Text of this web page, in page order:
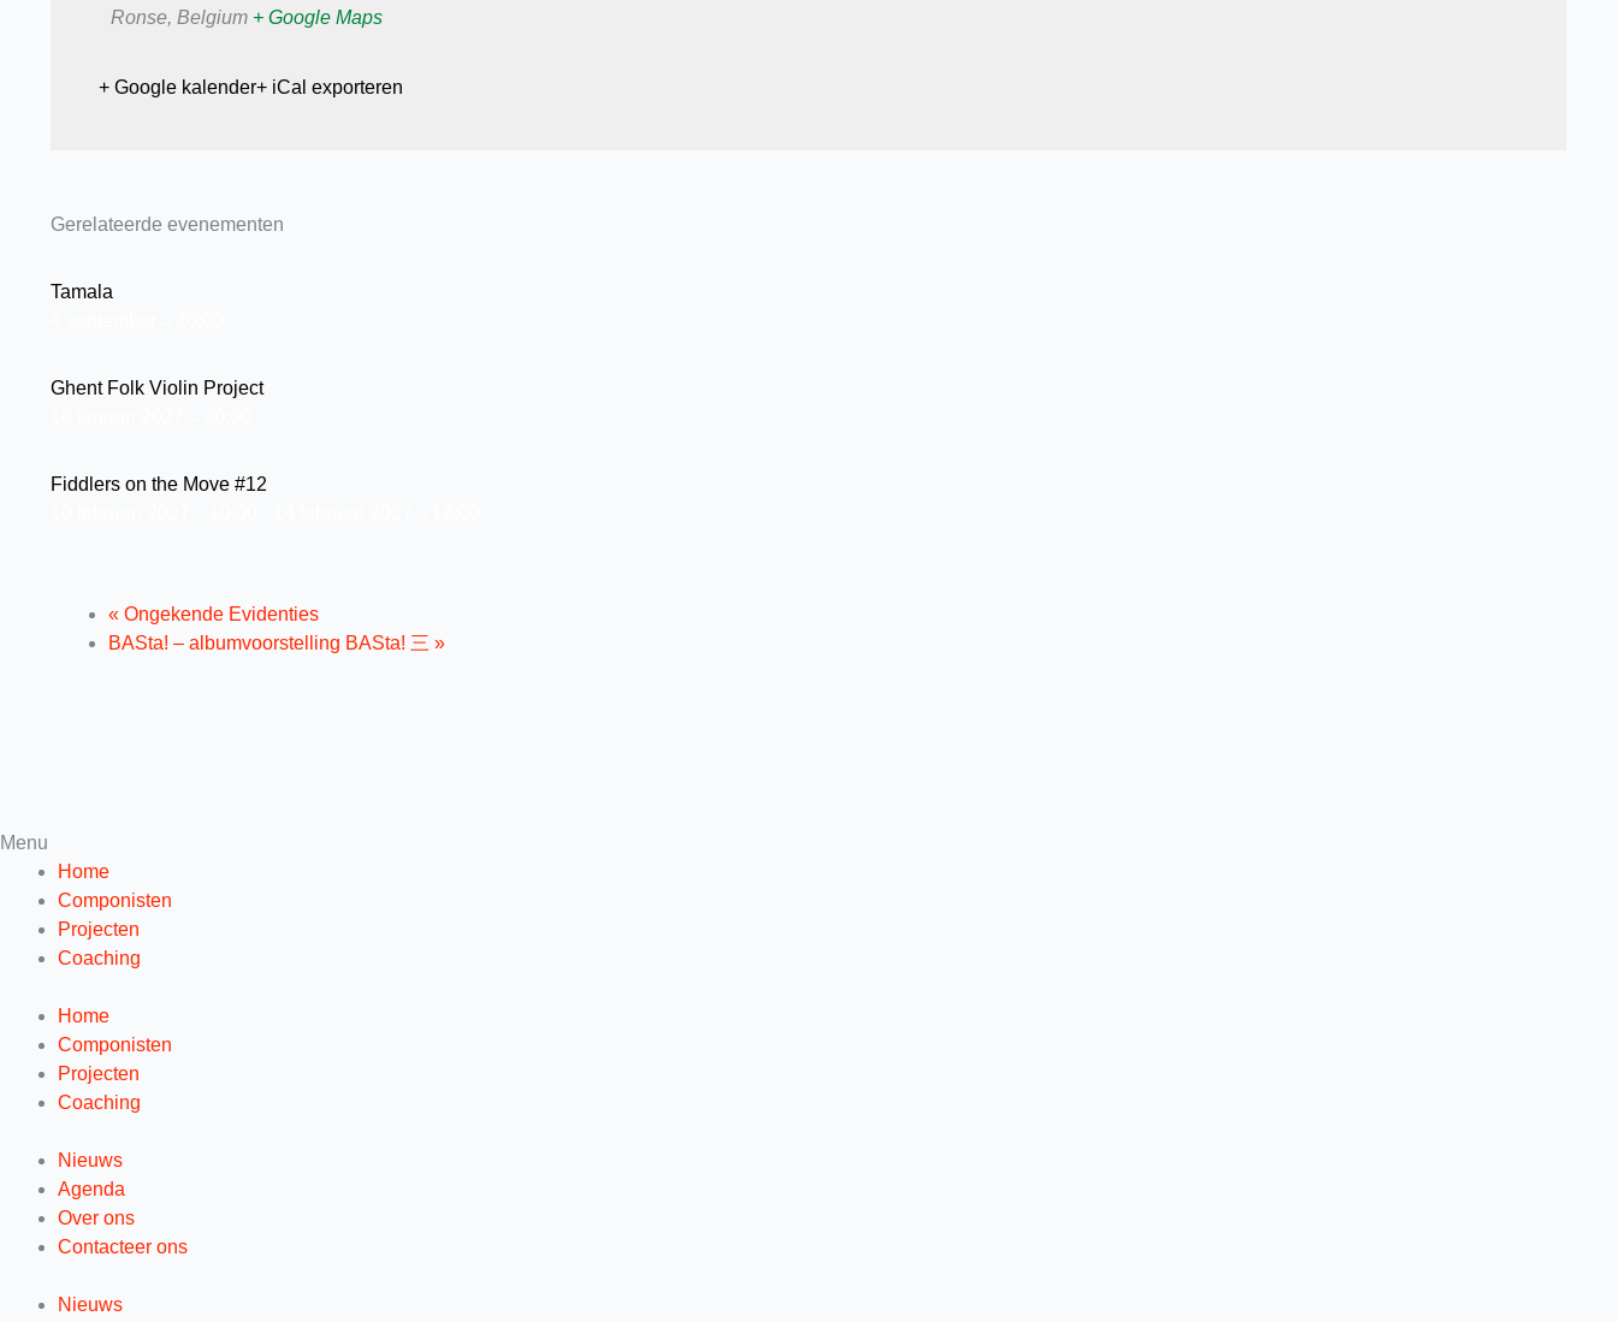
Ronse, Belgium + Google Maps
+ Google kalender+ iCal exporteren
Gerelateerde evenementen
Tamala
Ghent Folk Violin Project
Fiddlers on the Move #12
« Ongekende Evidenties
BASta! – albumvoorstelling BASta! 三 »
Menu
Home
Componisten
Projecten
Coaching
Home
Componisten
Projecten
Coaching
Nieuws
Agenda
Over ons
Contacteer ons
Nieuws